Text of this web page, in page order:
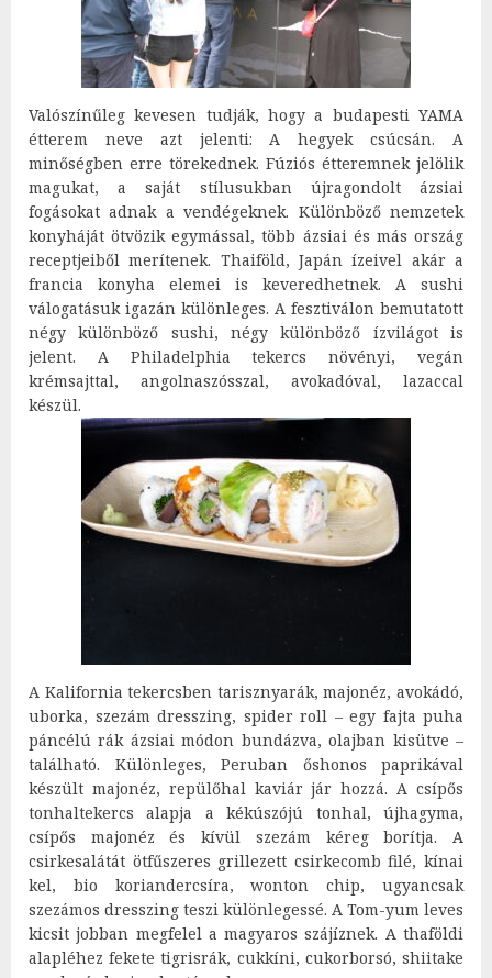
Valószínűleg kevesen tudják, hogy a budapesti YAMA
étterem neve azt jelenti: A hegyek csúcsán. A
minőségben erre törekednek. Fúziós étteremnek jelölik
magukat, a saját stílusukban újragondolt ázsiai
fogásokat adnak a vendégeknek. Különböző nemzetek
konyháját ötvözik egymással, több ázsiai és más ország
receptjeiből merítenek. Thaiföld, Japán ízeivel akár a
francia konyha elemei is keveredhetnek. A sushi
válogatásuk igazán különleges. A fesztiválon bemutatott
négy különböző sushi, négy különböző ízvilágot is
jelent. A Philadelphia tekercs növényi, vegán
krémsajttal, angolnaszósszal, avokadóval, lazaccal
készül.
A Kalifornia tekercsben tarisznyarák, majonéz, avokádó,
uborka, szezám dresszing, spider roll – egy fajta puha
páncélú rák ázsiai módon bundázva, olajban kisütve –
található. Különleges, Peruban őshonos paprikával
készült majonéz, repülőhal kaviár jár hozzá. A csípős
tonhaltekercs alapja a kékúszójú tonhal, újhagyma,
csípős majonéz és kívül szezám kéreg borítja. A
csirkesalátát ötfűszeres grillezett csirkecomb filé, kínai
kel, bio koriandercsíra, wonton chip, ugyancsak
szezámos dresszing teszi különlegessé. A Tom-yum leves
kicsit jobban megfelel a magyaros szájíznek. A thaföldi
alapléhez fekete tigrisrák, cukkíni, cukorborsó, shiitake